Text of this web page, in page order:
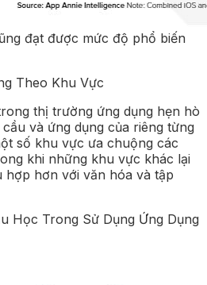
đạt được mức độ phổ biến
Theo Khu Vực
thị trường ứng dụng hẹn hò
và ứng dụng của riêng từng
số khu vực ưa chuộng các
khi những khu vực khác lại
hợp hơn với văn hóa và tập
Học Trong Sử Dụng Ứng Dụng